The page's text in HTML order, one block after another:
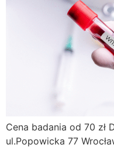
Cena badania od 70 zł
ul.Popowicka 77